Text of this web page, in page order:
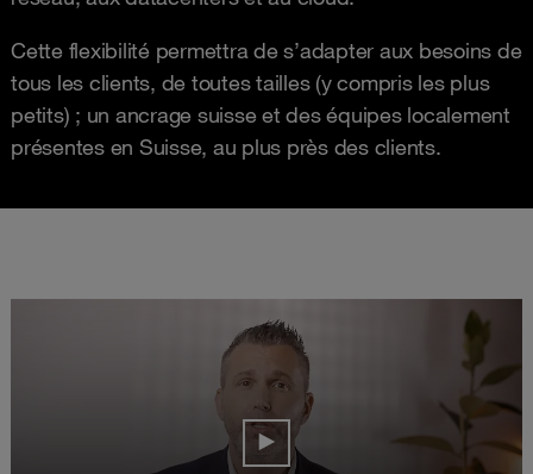
Cette flexibilité permettra de s’adapter aux besoins de
tous les clients, de toutes tailles (y compris les plus
petits) ; un ancrage suisse et des équipes localement
présentes en Suisse, au plus près des clients.